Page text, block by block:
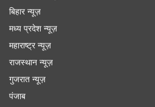
बिहार न्यूज़
मध्य प्रदेश न्यूज़
महाराष्ट्र न्यूज़
राजस्थान न्यूज़
गुजरात न्यूज़
पंजाब